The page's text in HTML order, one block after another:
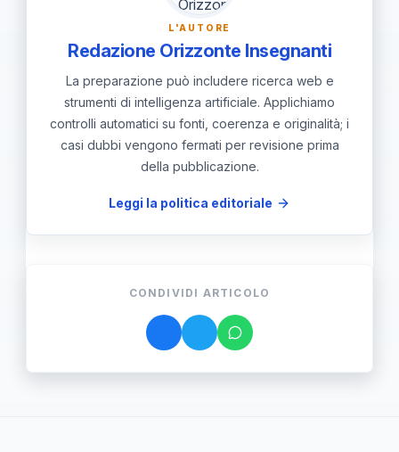
L'AUTORE
Redazione Orizzonte Insegnanti
La preparazione può includere ricerca web e
strumenti di intelligenza artificiale. Applichiamo
controlli automatici su fonti, coerenza e originalità; i
casi dubbi vengono fermati per revisione prima
della pubblicazione.
Leggi la politica editoriale
CONDIVIDI ARTICOLO